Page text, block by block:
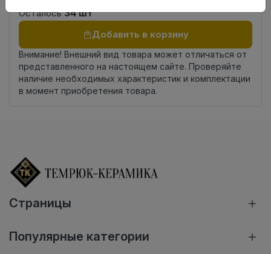
Осталось34 шт
Добавить в корзину
Внимание! Внешний вид товара может отличаться от
представленного на настоящем сайте. Проверяйте
наличие необходимых характеристик и комплектации
в момент приобретения товара.
Страницы
Популярные категории